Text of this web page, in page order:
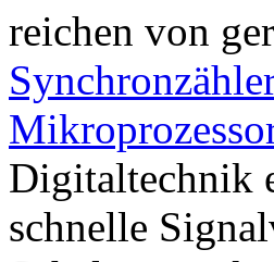
reichen von
Synchronzähler
Digitaltechnik
schnelle